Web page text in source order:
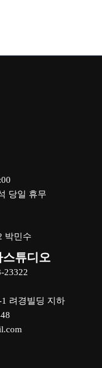
당일 휴무
박민수
스튜디오
23322
려경빌딩 지하